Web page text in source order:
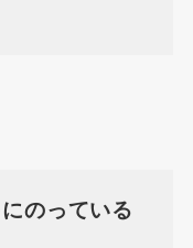
のっている